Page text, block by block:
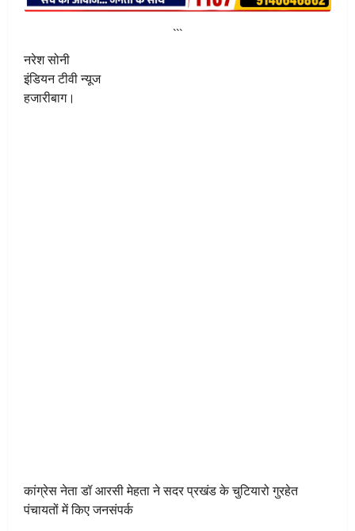
```
नरेश सोनी
इंडियन टीवी न्यूज
हजारीबाग।
कांग्रेस नेता डॉ आरसी मेहता ने सदर प्रखंड के चुटियारो गुरहेत
पंचायतों में किए जनसंपर्क